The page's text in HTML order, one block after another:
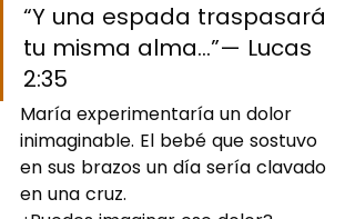
“Y una espada traspasará
tu misma alma…”— Lucas
2:35
María experimentaría un dolor
inimaginable. El bebé que sostuvo
en sus brazos un día sería clavado
en una cruz.